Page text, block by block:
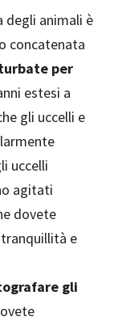
degli animali è
concatenata
per
estesi a
gli uccelli e
uccelli
agitati
dovete
e
gli